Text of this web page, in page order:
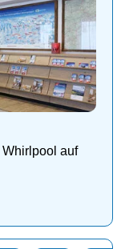
Whirlpool auf